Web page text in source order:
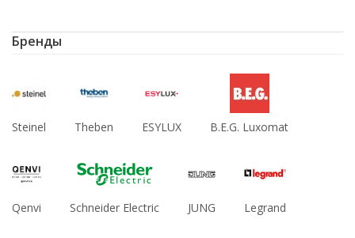
Бренды
Steinel Theben ESYLUX B.E.G. Luxomat
Qenvi Schneider Electric JUNG Legrand